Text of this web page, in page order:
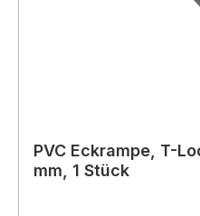
PVC Eckrampe, T-
mm, 1 Stück